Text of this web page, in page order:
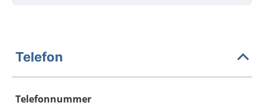
Telefon
Telefonnummer